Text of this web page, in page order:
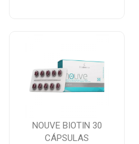
NOUVE BIOTIN 30
CÁPSULAS